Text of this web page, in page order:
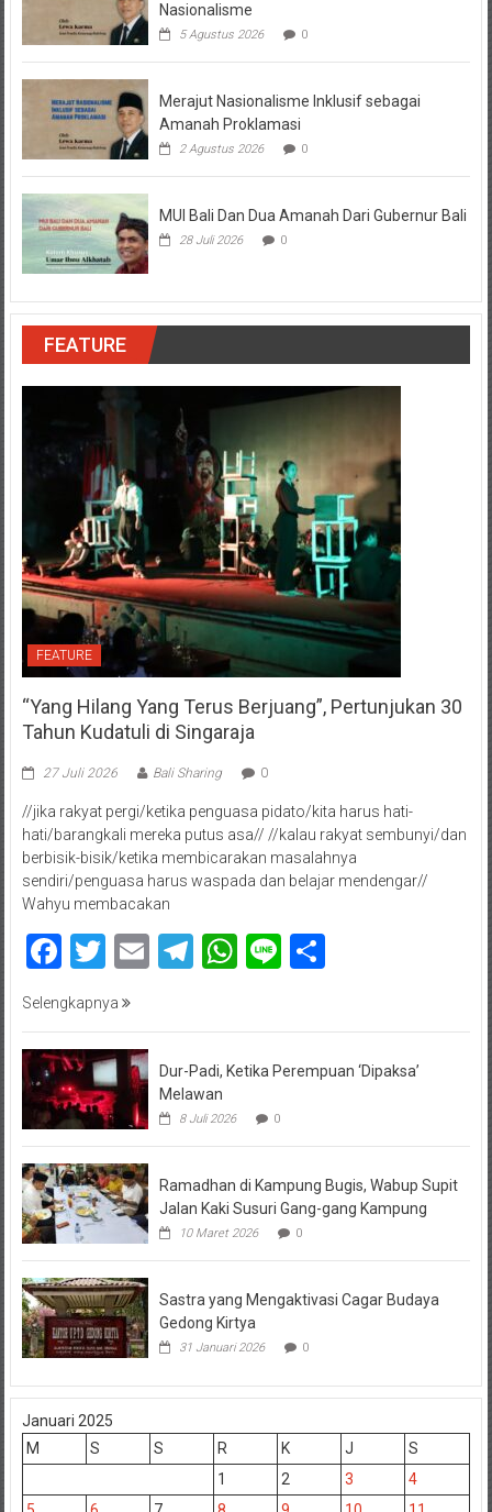
Nasionalisme
5 Agustus 2026 0
Merajut Nasionalisme Inklusif sebagai
Amanah Proklamasi
2 Agustus 2026 0
MUI Bali Dan Dua Amanah Dari Gubernur Bali
28 Juli 2026 0
FEATURE
FEATURE
“Yang Hilang Yang Terus Berjuang”, Pertunjukan 30
Tahun Kudatuli di Singaraja
27 Juli 2026 Bali Sharing 0
//jika rakyat pergi/ketika penguasa pidato/kita harus hati-
hati/barangkali mereka putus asa// //kalau rakyat sembunyi/dan
berbisik-bisik/ketika membicarakan masalahnya
sendiri/penguasa harus waspada dan belajar mendengar//
Wahyu membacakan
Facebook
Twitter
EmailTelegram
WhatsApp
LineShare
Selengkapnya
Dur-Padi, Ketika Perempuan ‘Dipaksa’
Melawan
8 Juli 2026 0
Ramadhan di Kampung Bugis, Wabup Supit
Jalan Kaki Susuri Gang-gang Kampung
10 Maret 2026 0
Sastra yang Mengaktivasi Cagar Budaya
Gedong Kirtya
31 Januari 2026 0
Januari 2025
M
S S R K J
S
1
2 3
4